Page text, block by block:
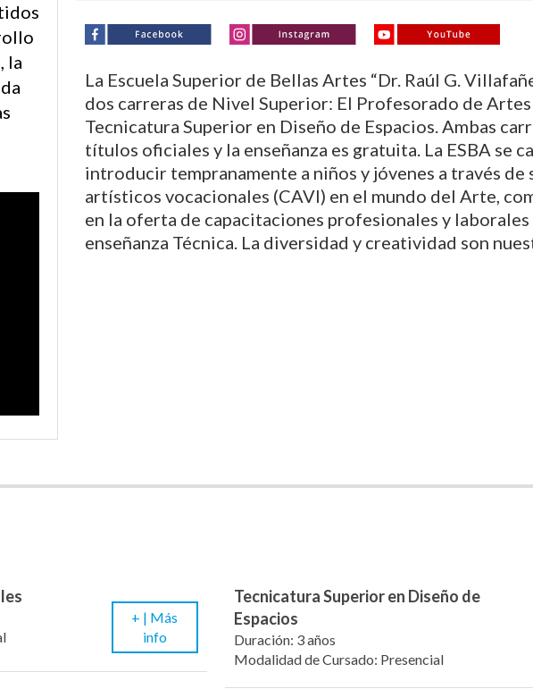
la
La Escuela Superior de Bellas Artes “Dr. Raúl G.
dos carreras de Nivel Superior: El Profesorado de Artes
Tecnicatura Superior en Diseño de Espacios. Ambas
títulos oficiales y la enseñanza es gratuita. La ESBA se
introducir tempranamente a niños y jóvenes a través de
artísticos vocacionales (CAVI) en el mundo del Arte,
en la oferta de capacitaciones profesionales y laborales
enseñanza Técnica. La diversidad y creatividad son
+ | Más
info
Tecnicatura Superior en Diseño de
Espacios
Duración: 3 años
Modalidad de Cursado: Presencial